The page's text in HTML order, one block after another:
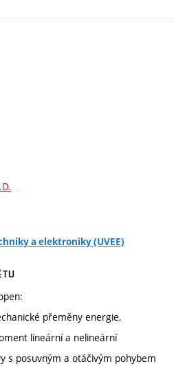
a elektroniky (UVEE)
přeměny energie,
lineární a nelineární
s posuvným a otáčivým pohybem